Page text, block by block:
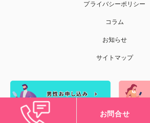
プライバシーポリシー
コラム
お知らせ
サイトマップ
お問合せ